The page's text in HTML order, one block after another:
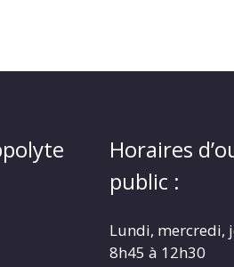
Horaires
public :
Lundi, mercredi,
8h45 à 12h30